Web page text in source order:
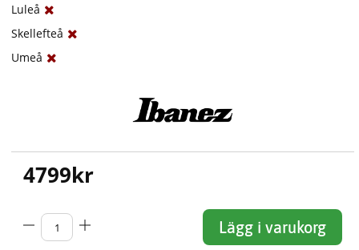
Luleå
Skellefteå
Umeå
4799kr
Lägg i varukorg